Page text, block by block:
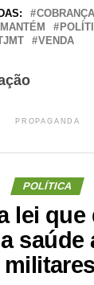
COBRANÇA
MANTÉM
VENDA
PROPAGANDA
POLÍTICA
lei que
saúde